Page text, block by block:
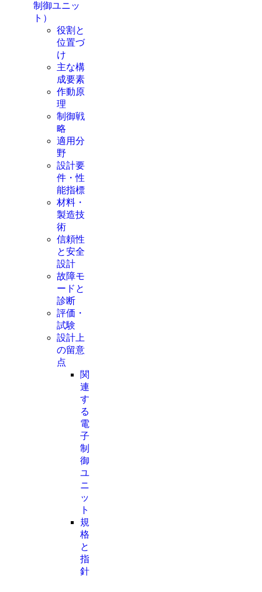
制御ユニッ
ト）
役割と
位置づ
け
主な構
成要素
作動原
理
制御戦
略
適用分
野
設計要
件・性
能指標
材料・
製造技
術
信頼性
と安全
設計
故障モ
ードと
診断
評価・
試験
設計上
の留意
点
関
連
す
る
電
子
制
御
ユ
ニ
ッ
ト
規
格
と
指
針